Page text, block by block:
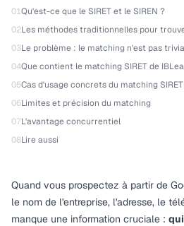
01Qu'est-ce que le SIRET et le SIREN ?
02Les méthodes traditionnelles pour
03Le problème : le matching n'est pas
04Que contient le matching SIRET de
05Cas d'usage concrets du matching SIRET
06Limites et précision du matching
07L'avantage concurrentiel
08Lire aussi
Quand vous prospectez à partir de
le nom de l'entreprise, l'adresse, le
manque une information cruciale :